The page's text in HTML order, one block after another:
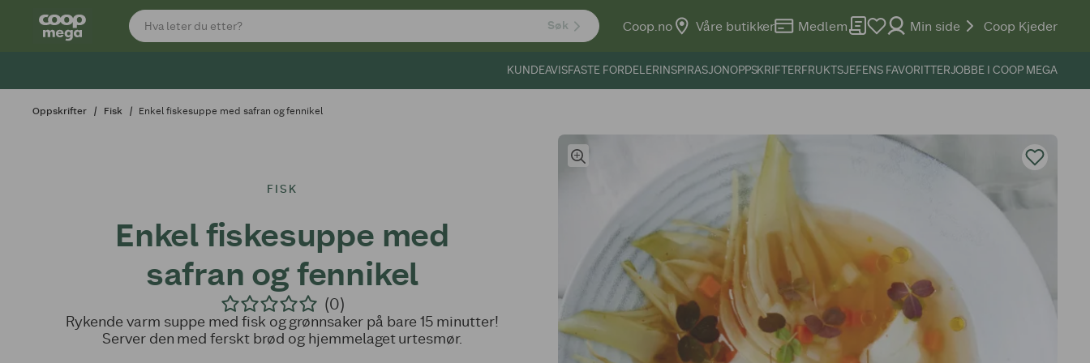
Søk Coop.no Våre butikker Medlem Min side Coop Kjeder
KUNDEAVISFASTE FORDELERINSPIRASJONOPPSKRIFTERFRUKTSJEFENS FAVORITTERJOBBE I COOP MEGA
Oppskrifter Fisk Enkel fiskesuppe med safran og fennikel
FISK
Enkel fiskesuppe med
safran og fennikel
(0)
Rykende varm suppe med fisk og grønnsaker på bare 15 minutter!
Server den med ferskt brød og hjemmelaget urtesmør.